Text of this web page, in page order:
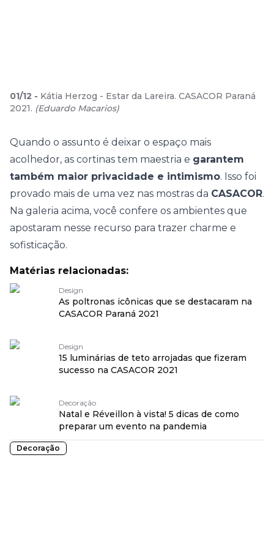
01/12 - Kátia Herzog - Estar da Lareira. CASACOR Paraná
2021. (Eduardo Macarios)
Quando o assunto é deixar o espaço mais
acolhedor, as cortinas tem maestria e garantem
também maior privacidade e intimismo. Isso foi
provado mais de uma vez nas mostras da CASACOR.
Na galeria acima, você confere os ambientes que
apostaram nesse recurso para trazer charme e
sofisticação.
Matérias relacionadas:
Design
As poltronas icônicas que se destacaram na
CASACOR Paraná 2021
Design
15 luminárias de teto arrojadas que fizeram
sucesso na CASACOR 2021
Decoração
Natal e Réveillon à vista! 5 dicas de como
preparar um evento na pandemia
Decoração